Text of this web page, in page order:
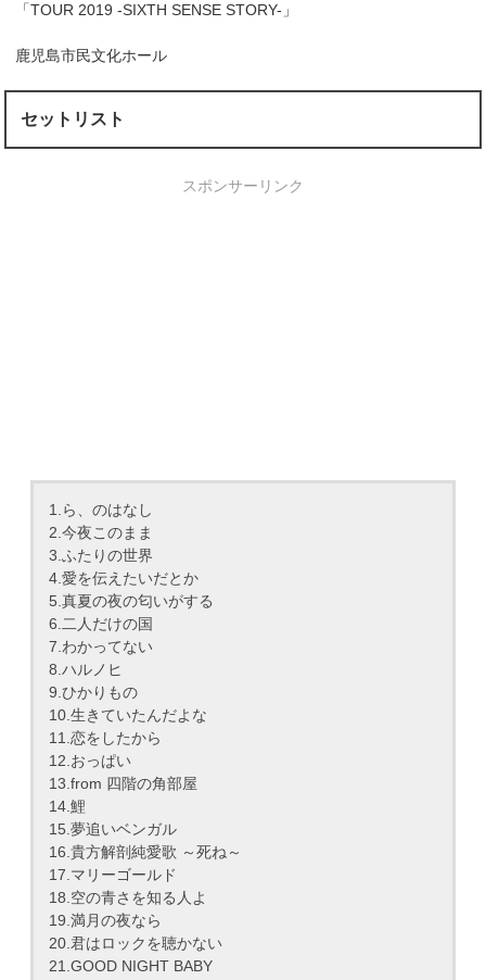
「TOUR 2019 -SIXTH SENSE STORY-」
鹿児島市民文化ホール
セットリスト
スポンサーリンク
1.ら、のはなし
2.今夜このまま
3.ふたりの世界
4.愛を伝えたいだとか
5.真夏の夜の匂いがする
6.二人だけの国
7.わかってない
8.ハルノヒ
9.ひかりもの
10.生きていたんだよな
11.恋をしたから
12.おっぱい
13.from 四階の角部屋
14.鯉
15.夢追いベンガル
16.貴方解剖純愛歌 ～死ね～
17.マリーゴールド
18.空の青さを知る人よ
19.満月の夜なら
20.君はロックを聴かない
21.GOOD NIGHT BABY